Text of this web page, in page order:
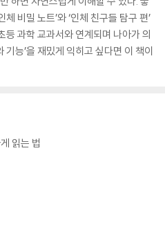
비밀 노트’와 ‘인체 친구들 탐구 편’
등 과학 교과서와 연계되며 나아가 의
기능’을 재밌게 익히고 싶다면 이 책이
읽는 법